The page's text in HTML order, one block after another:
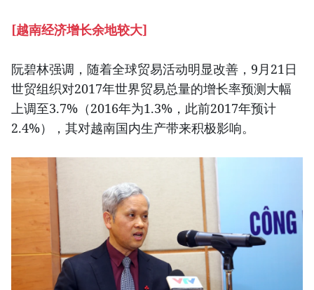
[越南经济增长余地较大]
阮碧林强调，随着全球贸易活动明显改善，9月21日
世贸组织对2017年世界贸易总量的增长率预测大幅
上调至3.7%（2016年为1.3%，此前2017年预计
2.4%），其对越南国内生产带来积极影响。